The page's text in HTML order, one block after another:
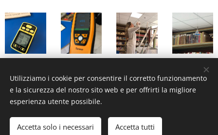
Utilizziamo i cookie per consentire il corretto funzionamento
e la sicurezza del nostro sito web e per offrirti la migliore
esperienza utente possibile.
Accetta solo i necessari Accetta tutti